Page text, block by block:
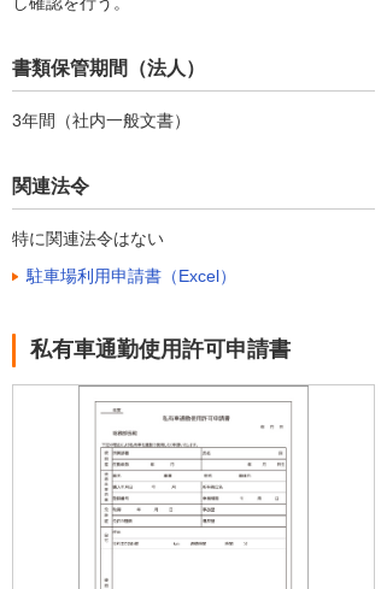
書類保管期間（法人）
3年間（社内一般文書）
関連法令
特に関連法令はない
駐車場利用申請書（Excel）
私有車通勤使用許可申請書